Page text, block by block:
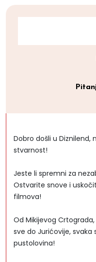
Dobro došli u
stvarnost!
Jeste li spremni za
Ostvarite snove i
filmova!
Od Mikijevog
sve do Jurićovije,
pustolovina!